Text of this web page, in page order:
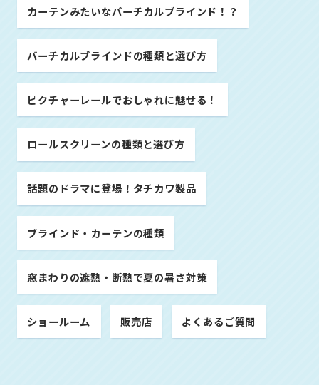
カーテンみたいなバーチカルブラインド！？
バーチカルブラインドの種類と選び方
ピクチャーレールでおしゃれに魅せる！
ロールスクリーンの種類と選び方
話題のドラマに登場！タチカワ製品
ブラインド・カーテンの種類
窓まわりの遮熱・断熱で夏の暑さ対策
ショールーム 販売店 よくあるご質問